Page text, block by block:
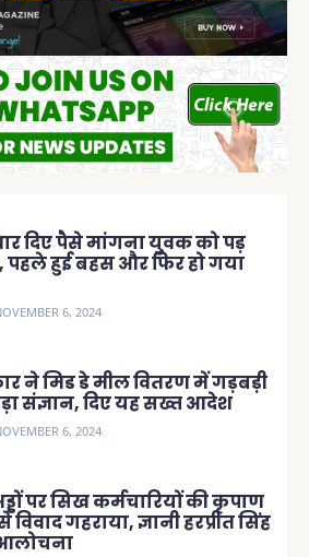
दिए पैसे मांगना युवक को पड़
पहले हुई बहस और फिर हो गया
6, 2024
ने मिड डे मील वितरण में गड़बड़ी
संज्ञान, दिए यह सख्त आदेश
6, 2024
पर सिख कर्मचारियों की कृपाण
विवाद गहराया, ज्ञानी हरप्रीत सिंह